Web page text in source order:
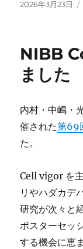
投
2026年3月23日
NIBB
ました
内村・中嶋・
催された第69
た。
Cell vigor を
リやハダカデ
研究が次々と
ポスターセッ
する機会に恵